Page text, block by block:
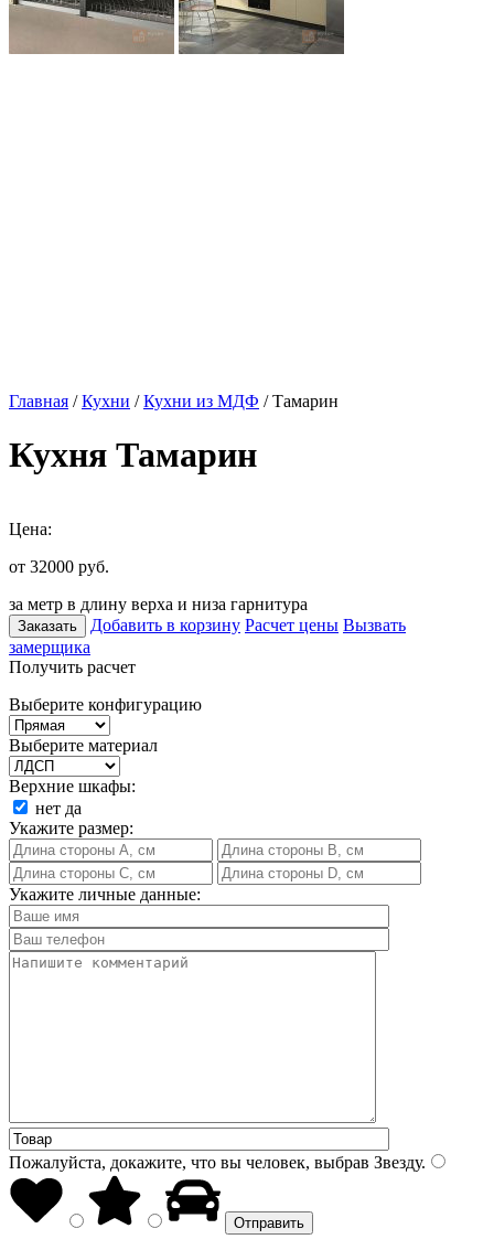
Главная /Кухни /Кухни из МДФ / Тамарин
Кухня Тамарин
Цена:
от 32000 руб.
за метр в длину верха и низа гарнитура
Заказать Добавить в корзину Расчет цены Вызвать
замерщика
Получить расчет
Выберите конфигурацию
Выберите материал
Верхние шкафы:
нет да
Укажите размер:
Укажите личные данные:
Пожалуйста, докажите, что вы человек, выбрав Звезду.